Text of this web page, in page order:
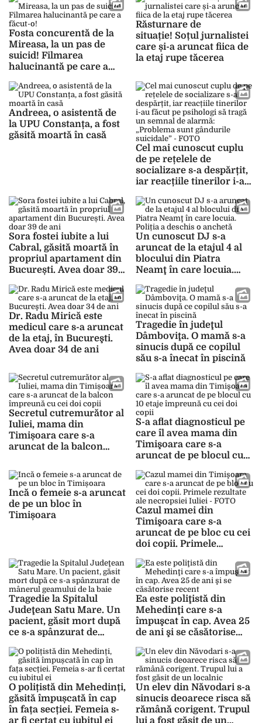
armele de foc sau
intoxicațiile violente”
Fosta concurentă de la
Mireasa, la un pas de
suicid! Filmarea
halucinantă pe care a
Răsturnare de
situație! Soțul jurnalistei
care și-a aruncat fiica de
la etaj rupe tăcerea
Andreea, o asistentă de
la UPU Constanța, a fost
găsită moartă în casă
Cel mai cunoscut cuplu
de pe rețelele de
socializare s-a despărțit,
iar reacțiile tinerilor i-au
tragă un semnal de
alarmă: „Problema sunt
gândurile suicidale” –
FOTO
Sora fostei iubite a lui
Cabral, găsită moartă în
propriul apartament din
București. Avea doar 39
Un cunoscut DJ s-a
aruncat de la etajul 4 al
blocului din Piatra
Neamţ în care locuia.
anchetă
Dr. Radu Mirică este
medicul care s-a aruncat
de la etaj, în Bucureşti.
Avea doar 34 de ani
Tragedie în judeţul
Dâmboviţa. O mamă s-a
sinucis după ce copilul
său s-a înecat în piscină
Secretul cutremurător al
Iuliei, mama din
Timișoara care s-a
aruncat de la balcon
copii
S-a aflat diagnosticul pe
care îl avea mama din
Timişoara care s-a
aruncat de pe blocul cu
doi copii
Incă o femeie s-a aruncat
de pe un bloc în
Timișoara
Cazul mamei din
Timişoara care s-a
aruncat de pe bloc cu cei
doi copii. Primele
Iuliei – FOTO
Tragedie la Spitalul
Judeţean Satu Mare. Un
pacient, găsit mort după
ce s-a spânzurat de
baie
Ea este poliţistă din
Mehedinţi care s-a
împuşcat în cap. Avea 25
de ani şi se căsătorise
O polițistă din Mehedinți,
găsită împușcată în cap
în fața secției. Femeia s-
ar fi certat cu iubitul ei
Un elev din Năvodari s-a
sinucis deoarece risca să
rămână corigent. Trupul
lui a fost găsit de un